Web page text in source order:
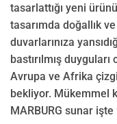
tasarlattığı yeni
tasarımda doğallık
duvarlarınıza
bastırılmış
Avrupa ve Afrika
bekliyor. Mükemmel
MARBURG sunar işte